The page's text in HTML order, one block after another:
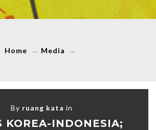
Home → Media →
By ruang kata in
KOREA-INDONESIA;